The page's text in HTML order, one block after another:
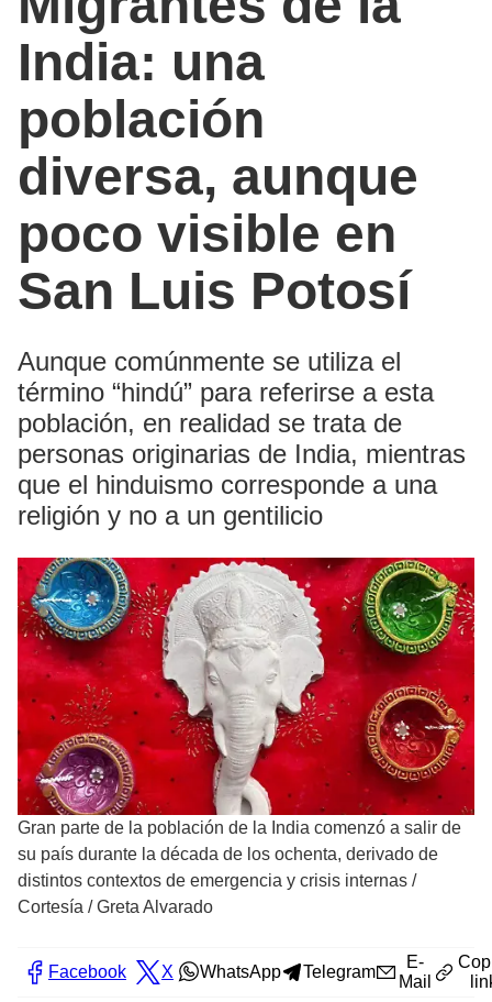
India: una
población
diversa, aunque
poco visible en
San Luis Potosí
Aunque comúnmente se utiliza el
término “hindú” para referirse a esta
población, en realidad se trata de
personas originarias de India, mientras
que el hinduismo corresponde a una
religión y no a un gentilicio
Gran parte de la población de la India comenzó a salir de
su país durante la década de los ochenta, derivado de
distintos contextos de emergencia y crisis internas /
Cortesía / Greta Alvarado
Facebook X WhatsApp Telegram
E-
Mail